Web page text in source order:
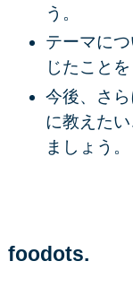
う。
テーマに
じたことを
今後、さ
に教えた
ましょう。
foodots.